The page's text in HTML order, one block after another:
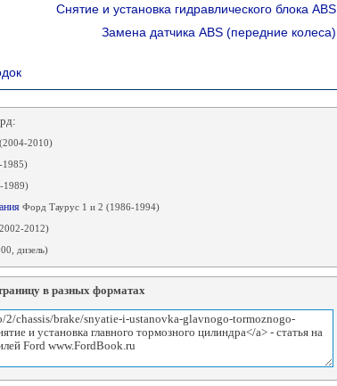
Снятие и установка гидравлического блока ABS
Замена датчика ABS (передние колеса)
2010)
1985)
1989)
Форд Таурус 1 и 2 (1986-1994)
2012)
дизель)
в разных форматах